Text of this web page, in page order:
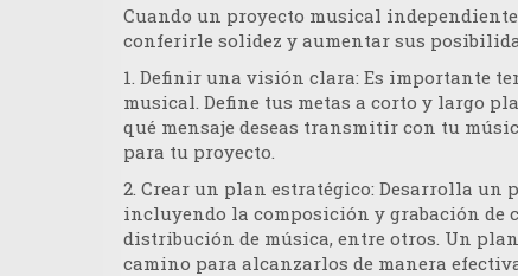
Cuando un proyecto musical
conferirle solidez y aumentar sus
1 . Definir una visión clara: Es importante
musical. Define tus metas a corto y largo
qué mensaje deseas transmitir con tu
para tu proyecto.
2. Crear un plan estratégico: Desarrolla un
incluyendo la composición y grabación de
distribución de música, entre otros. Un
camino para alcanzarlos de manera